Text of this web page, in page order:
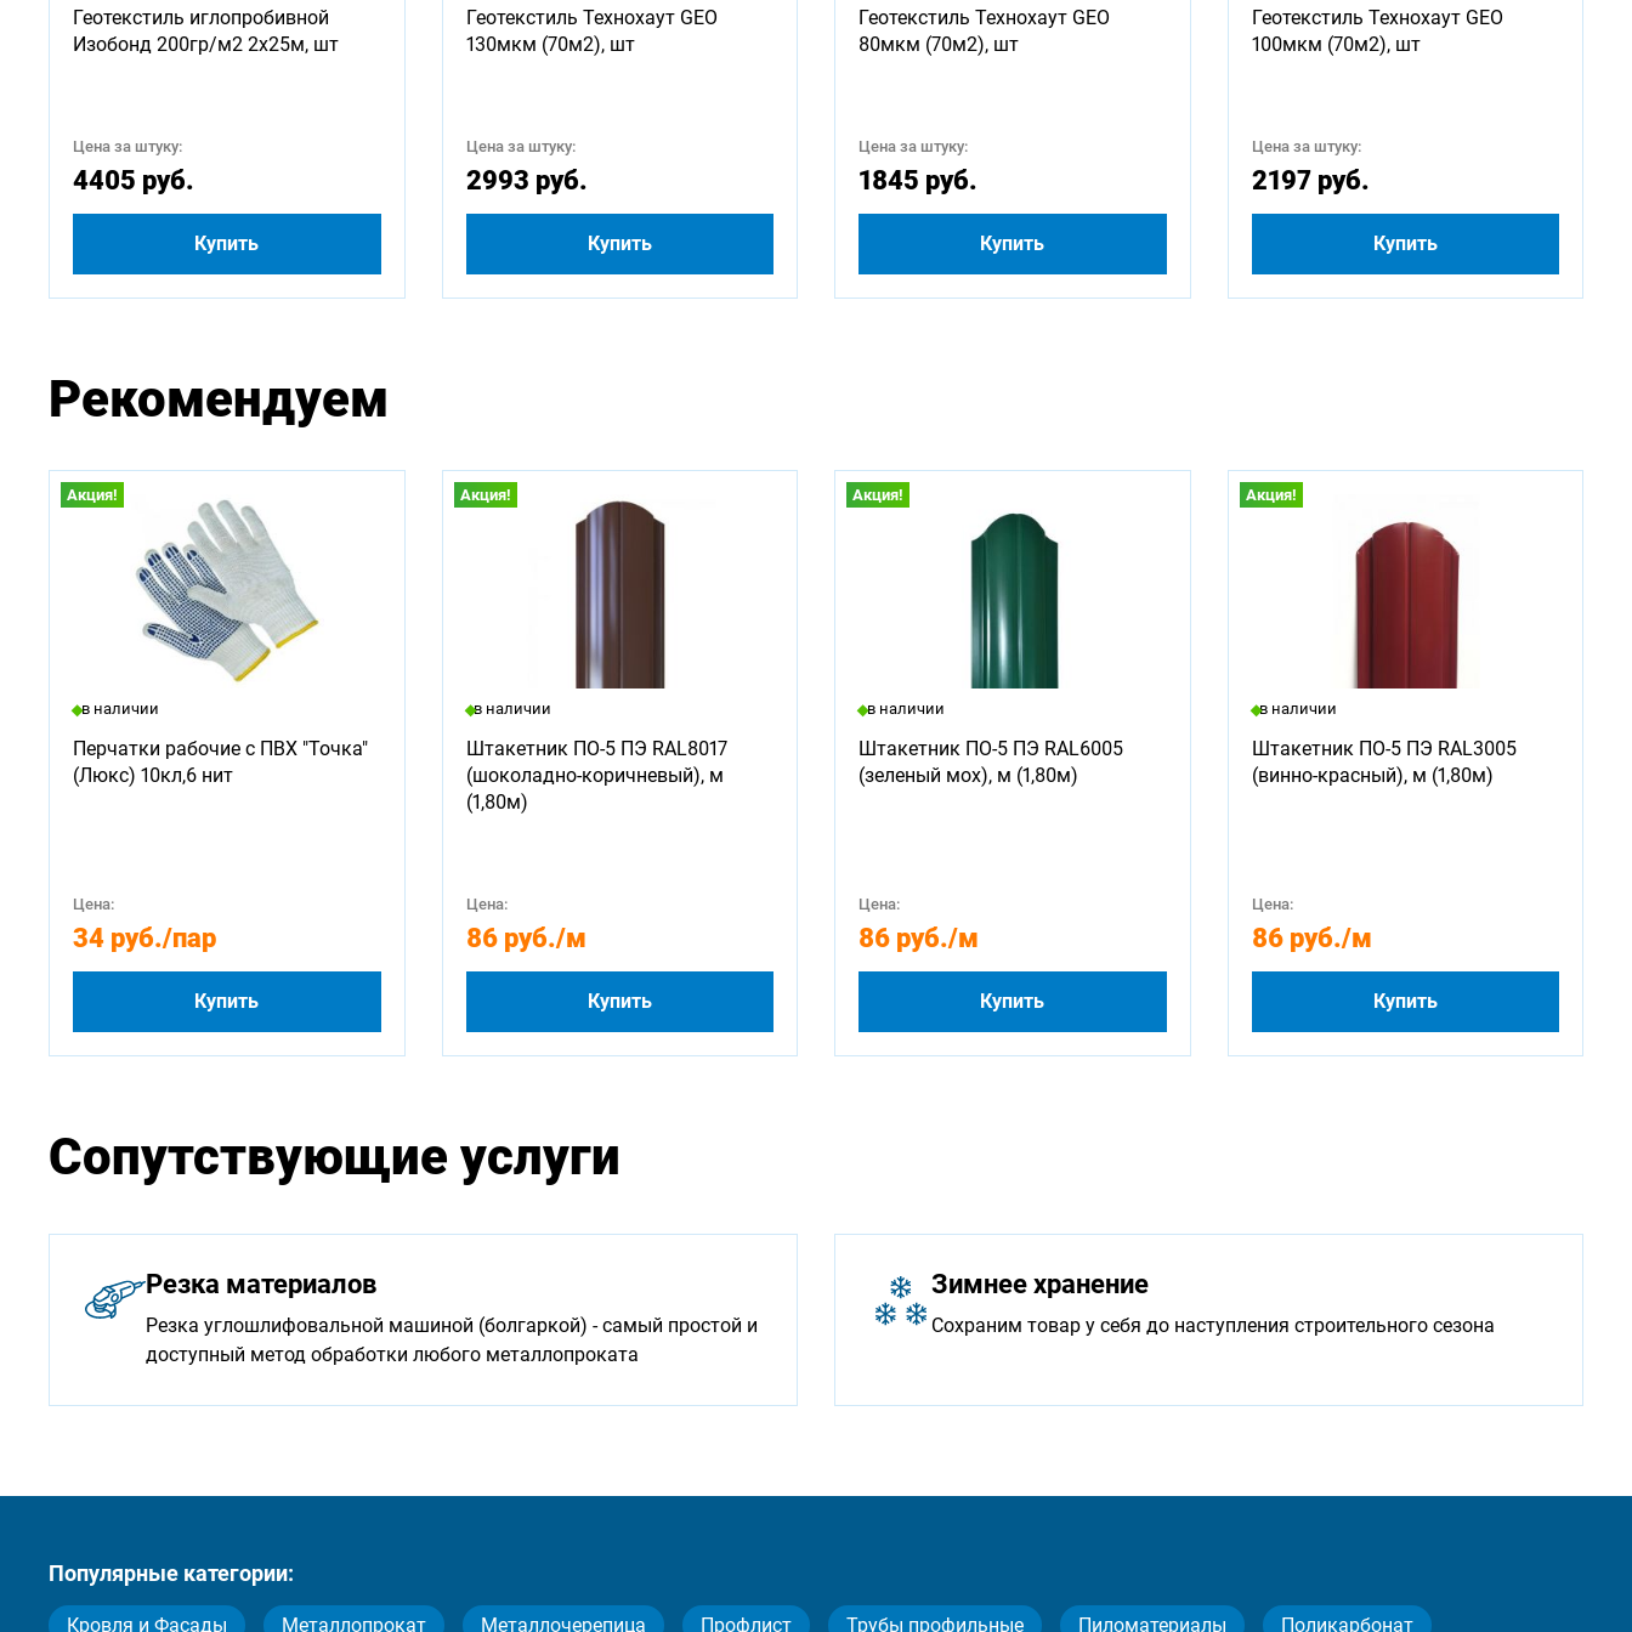
750 1250 1750 1800 2000
4500 4750 5500 5750
Геотекстиль иглопробивной
Изобонд 200гр/м2 2х25м, шт
Цена за штуку:
4405 руб.
Купить
Геотекстиль Технохаут GEO
130мкм (70м2), шт
Цена за штуку:
2993 руб.
Купить
Геотекстиль Технохаут GEO
80мкм (70м2), шт
Цена за штуку:
1845 руб.
Купить
Геотекстиль Технохаут GEO
100мкм (70м2), шт
Цена за штуку:
2197 руб.
Купить
Рекомендуем
Акция!
в наличии
Перчатки рабочие с ПВХ "Точка"
(Люкс) 10кл,6 нит
Цена:
34 руб./пар
Купить
Акция!
в наличии
Штакетник ПО-5 ПЭ RAL8017
(шоколадно-коричневый), м
(1,80м)
Цена:
86 руб./м
Купить
Акция!
в наличии
Штакетник ПО-5 ПЭ RAL6005
(зеленый мох), м (1,80м)
Цена:
86 руб./м
Купить
Акция!
в наличии
Штакетник ПО-5 ПЭ RAL3005
(винно-красный), м (1,80м)
Цена:
86 руб./м
Купить
Сопутствующие услуги
Резка материалов
Резка углошлифовальной машиной (болгаркой) - самый простой и
доступный метод обработки любого металлопроката
Зимнее хранение
Сохраним товар у себя до наступления строительного сезона
Популярные категории:
Кровля и Фасады Металлопрокат Металлочерепица Профлист Трубы профильные Пиломатериалы Поликарбонат